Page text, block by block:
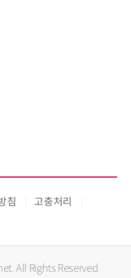
침
고충처리
All Rights Reserved.